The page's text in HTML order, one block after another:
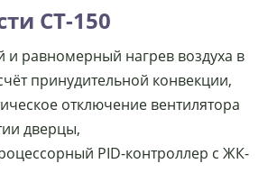
СТ-150
и равномерный нагрев воздуха в
принудительной конвекции,
отключение вентилятора
дверцы,
PID-контроллер с ЖК-